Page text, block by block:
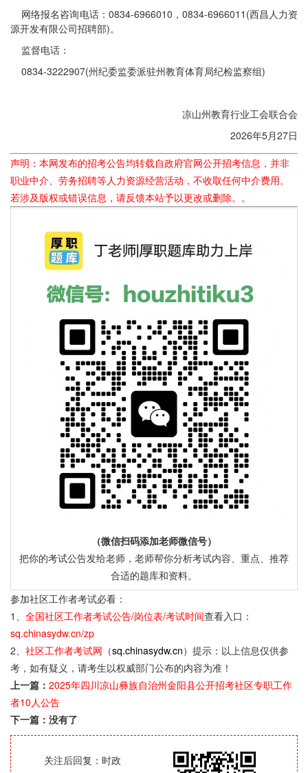
网络报名咨询电话：0834-6966010，0834-6966011(西昌人力资
源开发有限公司招聘部)。
监督电话：
0834-3222907(州纪委监委派驻州教育体育局纪检监察组)
凉山州教育行业工会联合会
2026年5月27日
声明：本网发布的招考公告均转载自政府官网公开招考信息，并非
职业中介、劳务招聘等人力资源经营活动，不收取任何中介费用。
若涉及版权或错误信息，请反馈本站予以更改或删除。。
（微信扫码添加老师微信号）
把你的考试公告发给老师，老师帮你分析考试内容、重点、推荐
合适的题库和资料。
参加社区工作者考试必看：
1、 全国社区工作者考试公告/岗位表/考试时间查看入口：
sq.chinasydw.cn/zp
2、 社区工作者考试网 （sq.chinasydw.cn）提示：以上信息仅供参
考，如有疑义，请考生以权威部门公布的内容为准！
上一篇： 2025年四川凉山彝族自治州金阳县公开招考社区专职工作
者10人公告
下一篇：没有了
关注后回复：时政